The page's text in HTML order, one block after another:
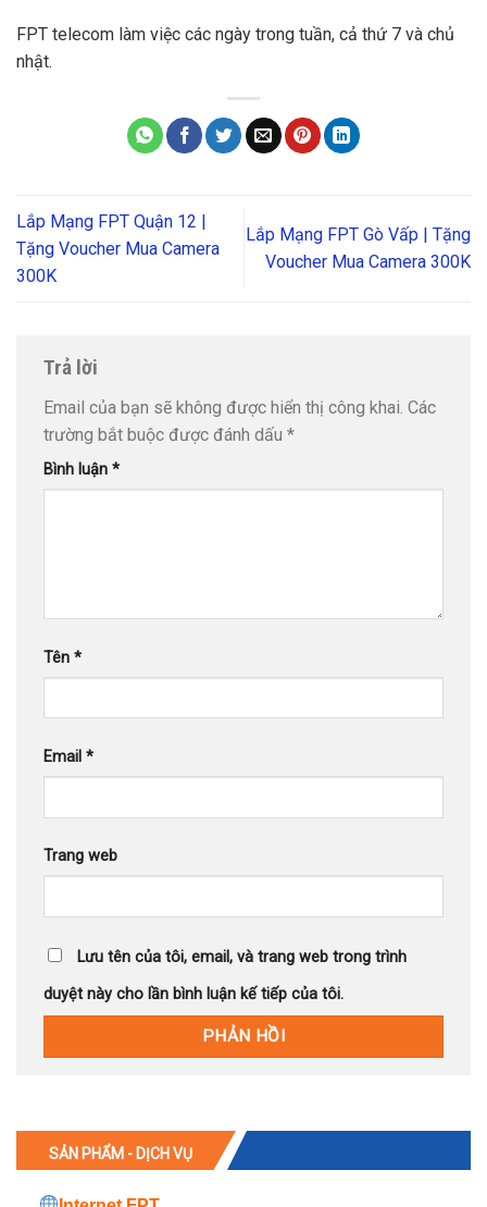
FPT telecom làm việc các ngày trong tuần, cả thứ 7 và chủ
nhật.
Lắp Mạng FPT Quận 12 |
Tặng Voucher Mua Camera
300K
Lắp Mạng FPT Gò Vấp | Tặng
Voucher Mua Camera 300K
Trả lời
Email của bạn sẽ không được hiển thị công khai. Các
trường bắt buộc được đánh dấu *
Bình luận *
Tên *
Email *
Trang web
Lưu tên của tôi, email, và trang web trong trình
duyệt này cho lần bình luận kế tiếp của tôi.
SẢN PHẨM - DỊCH VỤ